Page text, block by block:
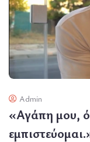
Admin
«Αγάπη μου,